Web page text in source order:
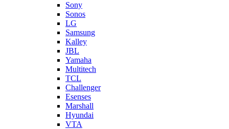
Sony
Sonos
LG
Samsung
Kalley
JBL
Yamaha
Multitech
TCL
Challenger
Esenses
Marshall
Hyundai
VTA